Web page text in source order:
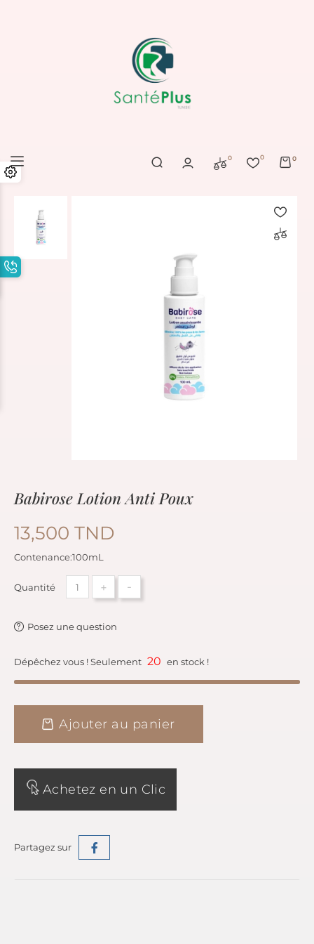
0 0 0
Babirose Lotion Anti Poux
13,500 TND
Contenance:100mL
Quantité + -
Posez une question
Dépêchez vous ! Seulement 20 en stock !
Ajouter au panier
Achetez en un Clic
Partagez sur